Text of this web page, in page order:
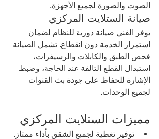
الصوت والصورة لجميع الأجهزة.
صيانة الستلايت المركزي
يوفر الفني صيانة دورية للنظام لضمان
استمرار الخدمة دون انقطاع. تشمل الصيانة
فحص الطبق والكابلات والرسيفرات،
استبدال القطع التالفة عند الحاجة، وضبط
الإشارة للحفاظ على جودة بث القنوات
لجميع الوحدات.
مميزات الستلايت المركزي
توفير تغطية لجميع الشقق بأداء ممتاز.